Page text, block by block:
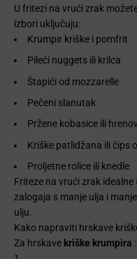
U fritezi na vrući zrak
izbori uključuju:
Krumpir kriške i pomfrit
Pileći nuggets ili krilca
Štapići od mozzarelle
Pečeni slanutak
Pržene kobasice ili
Kriške patlidžana ili čips
Proljetne rolice ili knedle
Friteze na vrući zrak
zalogaja s manje ulja i
ulju.
Kako napraviti hrskave
Za hrskave kriške krumpira :